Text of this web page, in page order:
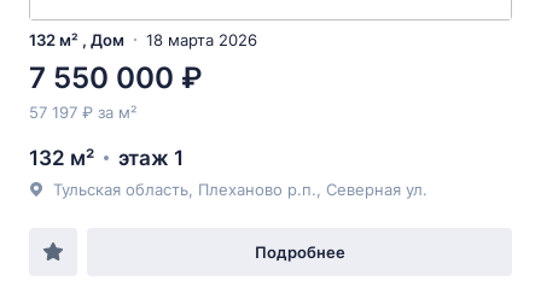
132 м² , Дом 18 марта 2026
7 550 000 ₽
57 197 ₽ за м²
132 м² этаж 1
Тульская область, Плеханово р.п., Северная ул.
Подробнее